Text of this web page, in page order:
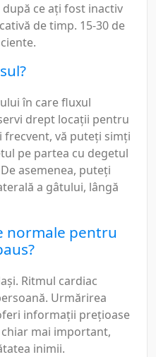
ce ați fost inactiv
de timp. 15-30 de
în care fluxul
drept locații pentru
frecvent, vă puteți simți
pe partea cu degetul
asemenea, puteți
a gâtului, lângă
normale pentru
Ritmul cardiac
Urmărirea
informații prețioase
mai important,
inimii.